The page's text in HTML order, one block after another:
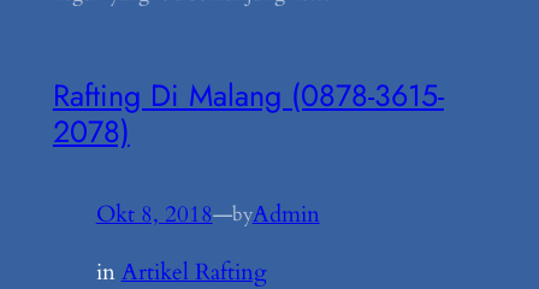
Rafting Di Malang (0878-3615-
2078)
Okt 8, 2018—byAdmin
inArtikel Rafting